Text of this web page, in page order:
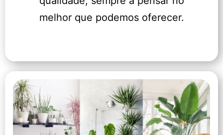
melhor que podemos oferecer.